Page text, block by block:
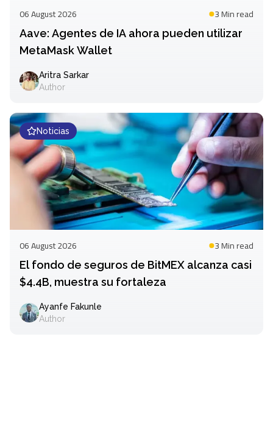
06 August 2026 3 Minread
Aave: Agentes de IA ahora pueden utilizar
MetaMask Wallet
Aritra Sarkar
Author
Noticias
06 August 2026 3 Minread
El fondo de seguros de BitMEX alcanza casi
$4.4B, muestra su fortaleza
Ayanfe Fakunle
Author